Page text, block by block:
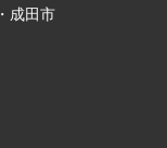
・成田市